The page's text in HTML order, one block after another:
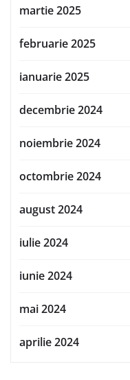
martie 2025
februarie 2025
ianuarie 2025
decembrie 2024
noiembrie 2024
octombrie 2024
august 2024
iulie 2024
iunie 2024
mai 2024
aprilie 2024